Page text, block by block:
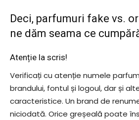
Deci, parfumuri fake vs.
ne dăm seama ce
Atenție la scris!
Verificați cu atenție numele
brandului, fontul și logoul, dar și
caracteristice. Un brand de
niciodată. Orice greșeală poate